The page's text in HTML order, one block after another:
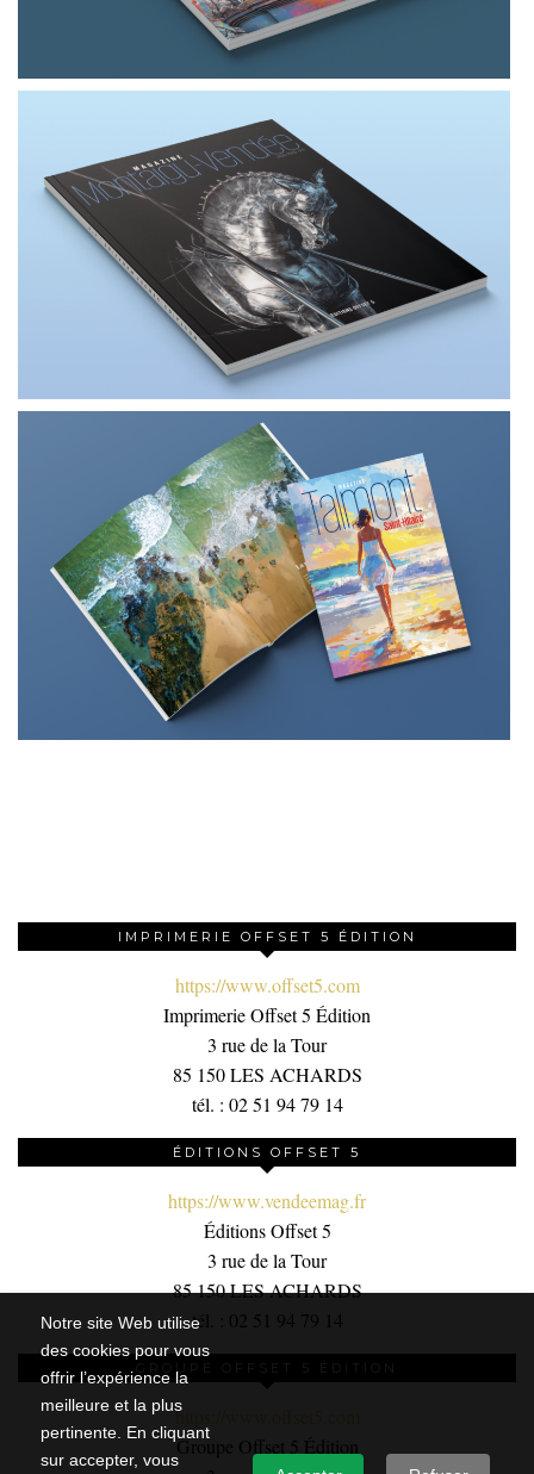
Notre site Web utilise
des cookies pour vous
offrir l’expérience la
meilleure et la plus
pertinente. En cliquant
sur accepter, vous
IMPRIMERIE OFFSET 5 ÉDITION
https://www.offset5.com
Imprimerie Offset 5 Édition
3 rue de la Tour
85 150 LES ACHARDS
tél. : 02 51 94 79 14
ÉDITIONS OFFSET 5
https://www.vendeemag.fr
Éditions Offset 5
3 rue de la Tour
85 150 LES ACHARDS
tél. : 02 51 94 79 14
GROUPE OFFSET 5 ÉDITION
https://www.offset5.com
Groupe Offset 5 Édition